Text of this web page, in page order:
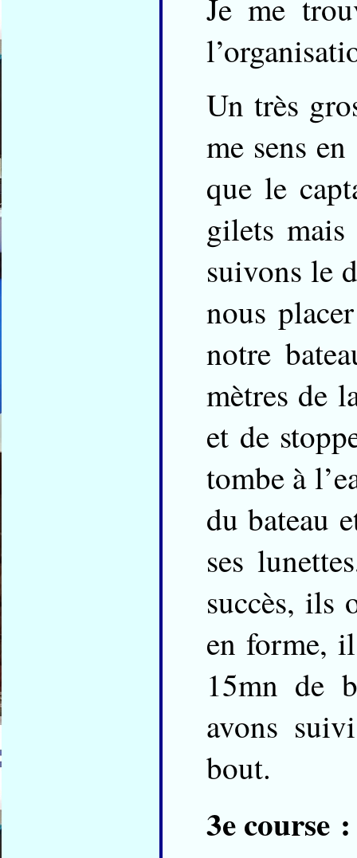
Je me
Un très
me sens
que le
gilets
suivons le
nous
notre
mètres de
et de
tombe à
du bateau
ses
succès, ils
en forme,
15mn de
avons
bout.
3e course